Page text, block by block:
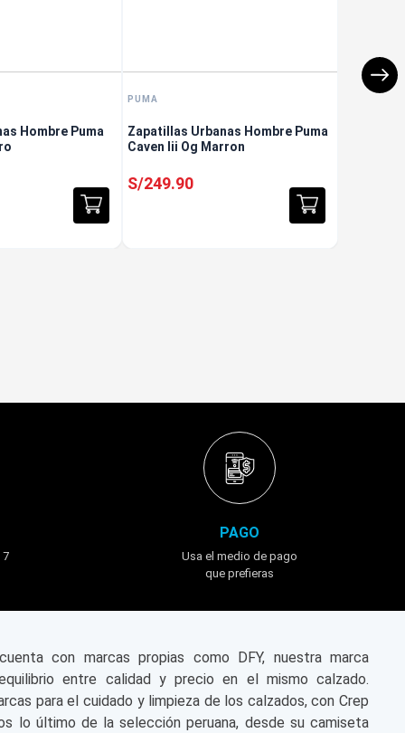
Hombre Puma
PUMA
Zapatillas Urbanas Hombre Puma
Caven Iii Og Marron
S/249.90
7
PAGO
Usa el medio de pago
que prefieras
con marcas propias como DFY, nuestra marca
entre calidad y precio en el mismo calzado.
para el cuidado y limpieza de los calzados, con Crep
lo último de la selección peruana, desde su camiseta